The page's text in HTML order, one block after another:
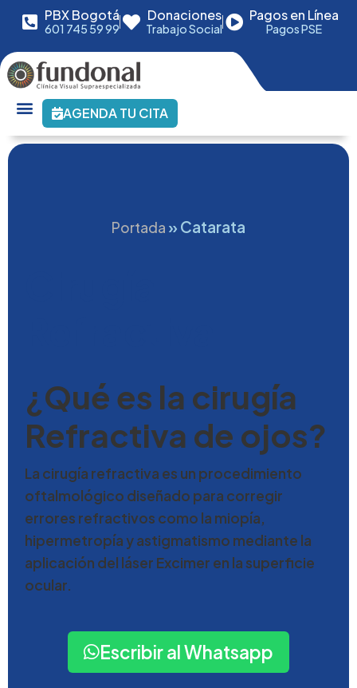
PBX Bogotá
601 745 59 99
Donaciones
Trabajo Social
Pagos en Línea
Pagos PSE
AGENDA TU CITA
Portada » Catarata
¿Qué es la cirugía
Refractiva de ojos?
La cirugía refractiva es un procedimiento
oftalmológico diseñado para corregir
errores refractivos como la miopía,
hipermetropía y astigmatismo mediante la
aplicación del láser Excimer en la superficie
ocular.
Escribir al Whatsapp